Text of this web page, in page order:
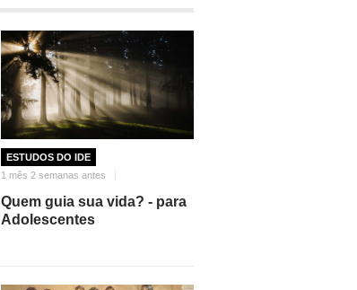
ESTUDOS DO IDE
1 mês 2 semanas antes
Quem guia sua vida? - para
Adolescentes